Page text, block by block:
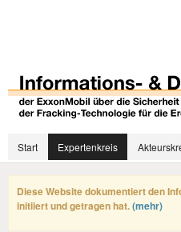
Start Expertenkreis
Diese Website dokumentiert den
initiiert und getragen hat.(mehr)